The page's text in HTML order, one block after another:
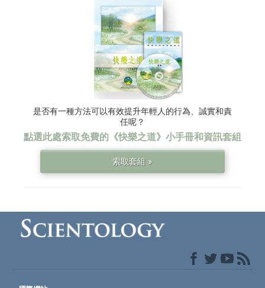
是否有一種方法可以有效提升年輕人的行為、誠實和責
任呢？
點選此處索取免費的 《快樂之道》 小手冊和資訊套組
索取套組 »